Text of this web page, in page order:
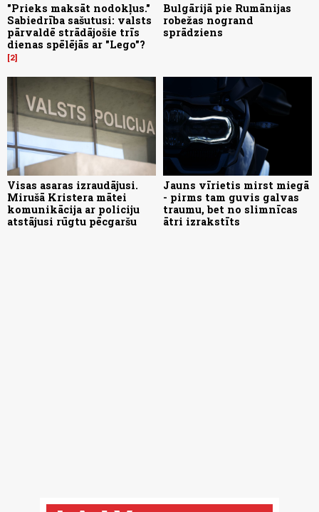
"Prieks maksāt nodokļus."
Sabiedrība sašutusi: valsts
pārvaldē strādājošie trīs
dienas spēlējās ar "Lego"?
2
Bulgārijā pie Rumānijas
robežas nogrand
sprādziens
Visas asaras izraudājusi.
Mirušā Kristera mātei
komunikācija ar policiju
atstājusi rūgtu pēcgaršu
Jauns vīrietis mirst miegā
- pirms tam guvis galvas
traumu, bet no slimnīcas
ātri izrakstīts